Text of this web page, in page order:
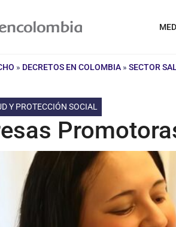
» DECRETOS EN COLOMBIA » SECTOR
Y PROTECCIÓN SOCIAL